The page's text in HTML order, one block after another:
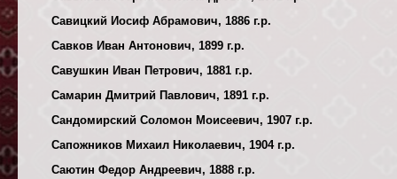
Савицкий Иосиф Абрамович, 1886 г.р.
Савков Иван Антонович, 1899 г.р.
Савушкин Иван Петрович, 1881 г.р.
Самарин Дмитрий Павлович, 1891 г.р.
Сандомирский Соломон Моисеевич, 1907 г.р.
Сапожников Михаил Николаевич, 1904 г.р.
Саютин Федор Андреевич, 1888 г.р.